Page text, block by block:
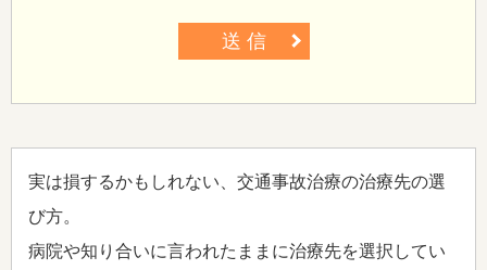
送 信
実は損するかもしれない、交通事故治療の治療先の選
び方。
病院や知り合いに言われたままに治療先を選択してい